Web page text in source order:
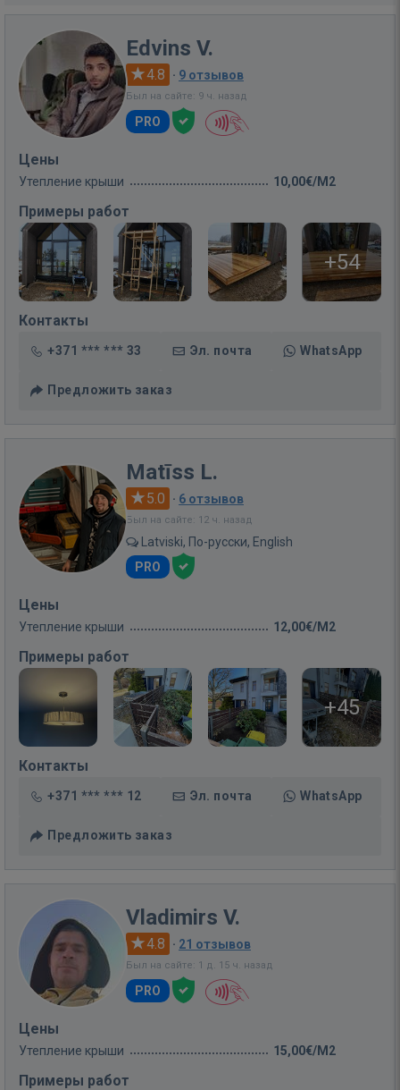
Edvins V.
4.8 · 9 отзывов
Был на сайте: 9 ч. назад
PRO
Цены
Утепление крыши 10,00€/M2
Примеры работ
+54
Контакты
+371 *** *** 33 Эл. почта WhatsApp
Предложить заказ
Matīss L.
5.0 · 6 отзывов
Был на сайте: 12 ч. назад
Latviski, По-русски, English
PRO
Цены
Утепление крыши 12,00€/M2
Примеры работ
+45
Контакты
+371 *** *** 12 Эл. почта WhatsApp
Предложить заказ
Vladimirs V.
4.8 · 21 отзывов
Был на сайте: 1 д. 15 ч. назад
PRO
Цены
Утепление крыши 15,00€/M2
Примеры работ